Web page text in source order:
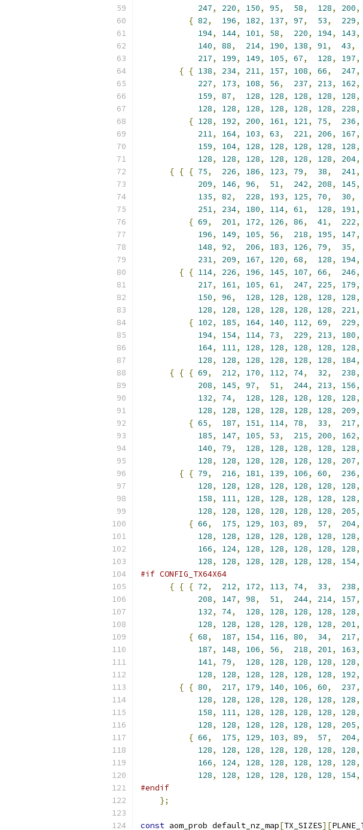
247, 220, 150, 95, 58, 128, 200,
{ 82, 196, 182, 137, 97, 53, 229,
194, 144, 101, 58, 220, 194, 143,
140, 88, 214, 190, 138, 91, 43,
217, 199, 149, 105, 67, 128, 197,
{ { 138, 234, 211, 157, 108, 66, 247,
227, 173, 108, 56, 237, 213, 162,
159, 87, 128, 128, 128, 128, 128,
128, 128, 128, 128, 128, 128, 228,
{ 128, 192, 200, 161, 121, 75, 236,
211, 164, 103, 63, 221, 206, 167,
159, 104, 128, 128, 128, 128, 128,
128, 128, 128, 128, 128, 128, 204,
{ { { 75, 226, 186, 123, 79, 38, 241,
209, 146, 96, 51, 242, 208, 145,
135, 82, 228, 193, 125, 70, 30,
251, 234, 180, 114, 61, 128, 191,
{ 69, 201, 172, 126, 86, 41, 222,
196, 149, 105, 56, 218, 195, 147,
148, 92, 206, 183, 126, 79, 35,
231, 209, 167, 120, 68, 128, 194,
{ { 114, 226, 196, 145, 107, 66, 246,
217, 161, 105, 61, 247, 225, 179,
150, 96, 128, 128, 128, 128, 128,
128, 128, 128, 128, 128, 128, 221,
{ 102, 185, 164, 140, 112, 69, 229,
194, 154, 114, 73, 229, 213, 180,
164, 111, 128, 128, 128, 128, 128,
128, 128, 128, 128, 128, 128, 184,
{ { { 69, 212, 170, 112, 74, 32, 238,
208, 145, 97, 51, 244, 213, 156,
132, 74, 128, 128, 128, 128, 128,
128, 128, 128, 128, 128, 128, 209,
{ 65, 187, 151, 114, 78, 33, 217,
185, 147, 105, 53, 215, 200, 162,
140, 79, 128, 128, 128, 128, 128,
128, 128, 128, 128, 128, 128, 207,
{ { 79, 216, 181, 139, 106, 60, 236,
128, 128, 128, 128, 128, 128, 128,
158, 111, 128, 128, 128, 128, 128,
128, 128, 128, 128, 128, 128, 205,
{ 66, 175, 129, 103, 89, 57, 204,
128, 128, 128, 128, 128, 128, 128,
166, 124, 128, 128, 128, 128, 128,
128, 128, 128, 128, 128, 128, 154,
#if CONFIG_TX64X64
{ { { 72, 212, 172, 113, 74, 33, 238,
208, 147, 98, 51, 244, 214, 157,
132, 74, 128, 128, 128, 128, 128,
128, 128, 128, 128, 128, 128, 201,
{ 68, 187, 154, 116, 80, 34, 217,
187, 148, 106, 56, 218, 201, 163,
141, 79, 128, 128, 128, 128, 128,
128, 128, 128, 128, 128, 128, 192,
{ { 80, 217, 179, 140, 106, 60, 237,
128, 128, 128, 128, 128, 128, 128,
158, 111, 128, 128, 128, 128, 128,
128, 128, 128, 128, 128, 128, 205,
{ 66, 175, 129, 103, 89, 57, 204,
128, 128, 128, 128, 128, 128, 128,
166, 124, 128, 128, 128, 128, 128,
128, 128, 128, 128, 128, 128, 154,
#endif
};
const aom_prob default_nz_map[TX_SIZES][